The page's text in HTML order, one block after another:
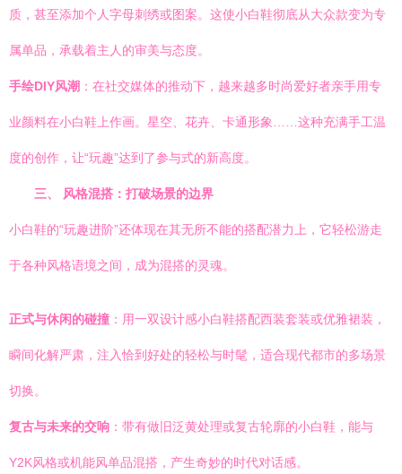
质，甚至添加个人字母刺绣或图案。这使小白鞋彻底从大众款变为专
属单品，承载着主人的审美与态度。
手绘DIY风潮 ：在社交媒体的推动下，越来越多时尚爱好者亲手用专
业颜料在小白鞋上作画。星空、花卉、卡通形象……这种充满手工温
度的创作，让“玩趣”达到了参与式的新高度。
三、 风格混搭：打破场景的边界
小白鞋的“玩趣进阶”还体现在其无所不能的搭配潜力上，它轻松游走
于各种风格语境之间，成为混搭的灵魂。
正式与休闲的碰撞 ：用一双设计感小白鞋搭配西装套装或优雅裙装，
瞬间化解严肃，注入恰到好处的轻松与时髦，适合现代都市的多场景
切换。
复古与未来的交响 ：带有做旧泛黄处理或复古轮廓的小白鞋，能与
Y2K风格或机能风单品混搭，产生奇妙的时代对话感。